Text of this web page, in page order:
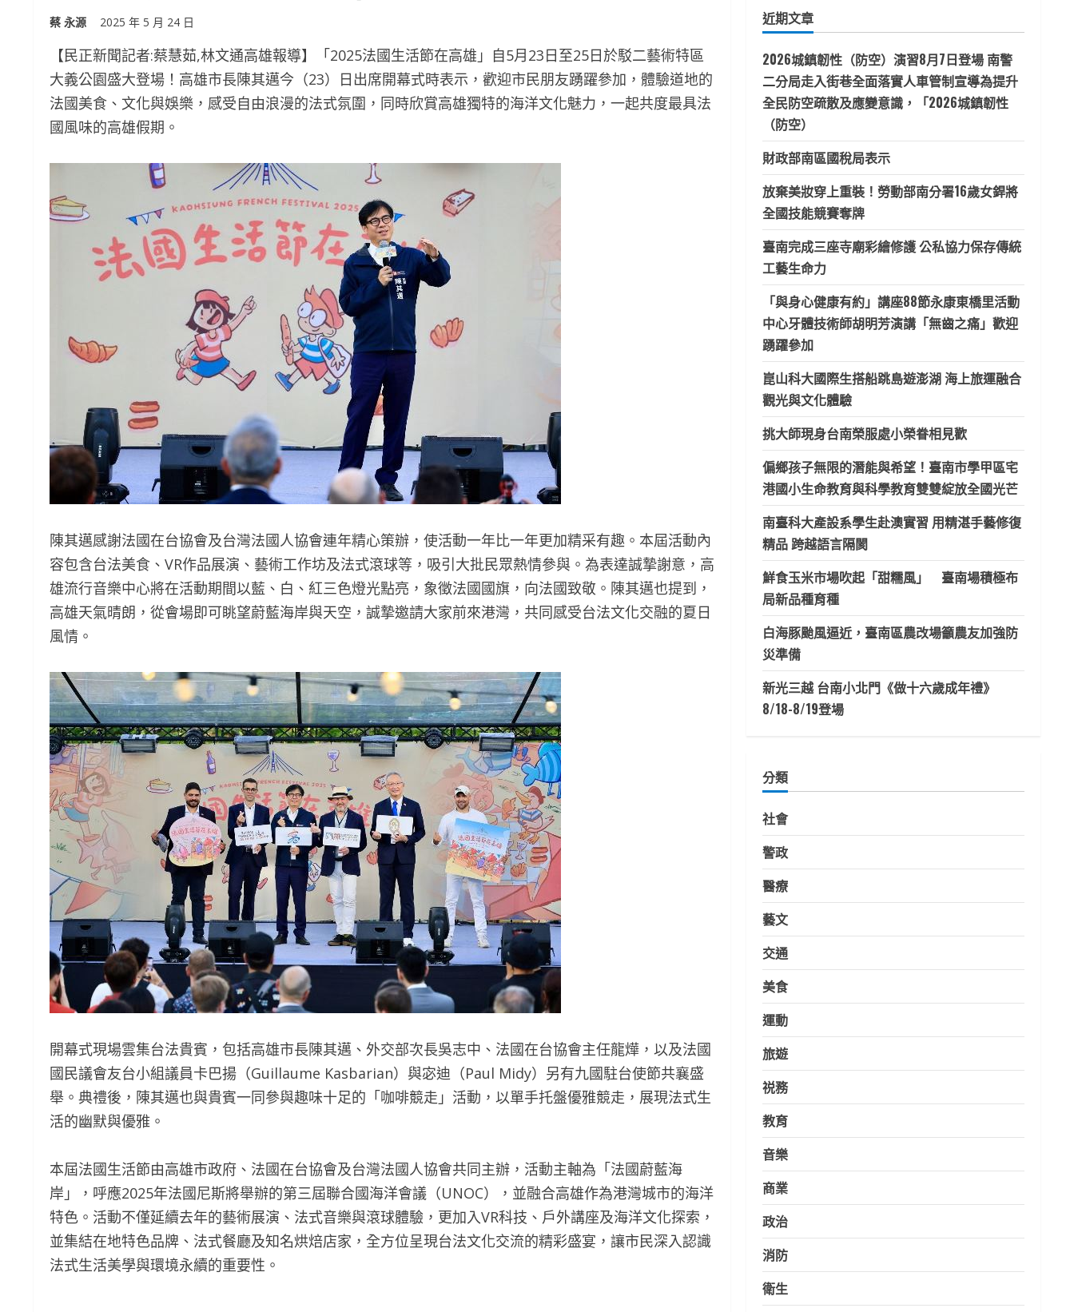
蔡 永源 2025 年 5 月 24 日
【民正新聞記者:蔡慧茹,林文通高雄報導】「2025法國生活節在高雄」自5月23日至25日於駁二藝術特區
大義公園盛大登場！高雄市長陳其邁今（23）日出席開幕式時表示，歡迎市民朋友踴躍參加，體驗道地的
法國美食、文化與娛樂，感受自由浪漫的法式氛圍，同時欣賞高雄獨特的海洋文化魅力，一起共度最具法
國風味的高雄假期。
陳其邁感謝法國在台協會及台灣法國人協會連年精心策辦，使活動一年比一年更加精采有趣。本屆活動內
容包含台法美食、VR作品展演、藝術工作坊及法式滾球等，吸引大批民眾熱情參與。為表達誠摯謝意，高
雄流行音樂中心將在活動期間以藍、白、紅三色燈光點亮，象徵法國國旗，向法國致敬。陳其邁也提到，
高雄天氣晴朗，從會場即可眺望蔚藍海岸與天空，誠摯邀請大家前來港灣，共同感受台法文化交融的夏日
風情。
開幕式現場雲集台法貴賓，包括高雄市長陳其邁、外交部次長吳志中、法國在台協會主任龍燁，以及法國
國民議會友台小組議員卡巴揚（Guillaume Kasbarian）與宓迪（Paul Midy）另有九國駐台使節共襄盛
舉。典禮後，陳其邁也與貴賓一同參與趣味十足的「咖啡競走」活動，以單手托盤優雅競走，展現法式生
活的幽默與優雅。
本屆法國生活節由高雄市政府、法國在台協會及台灣法國人協會共同主辦，活動主軸為「法國蔚藍海
岸」，呼應2025年法國尼斯將舉辦的第三屆聯合國海洋會議（UNOC），並融合高雄作為港灣城市的海洋
特色。活動不僅延續去年的藝術展演、法式音樂與滾球體驗，更加入VR科技、戶外講座及海洋文化探索，
並集結在地特色品牌、法式餐廳及知名烘焙店家，全方位呈現台法文化交流的精彩盛宴，讓市民深入認識
法式生活美學與環境永續的重要性。
字:
近期文章
2026城鎮韌性（防空）演習8月7日登場 南警
二分局走入街巷全面落實人車管制宣導為提升
全民防空疏散及應變意識，「2026城鎮韌性
（防空）
財政部南區國稅局表示
放棄美妝穿上重裝！勞動部南分署16歲女銲將
全國技能競賽奪牌
臺南完成三座寺廟彩繪修護 公私協力保存傳統
工藝生命力
「與身心健康有約」講座88節永康東橋里活動
中心牙體技術師胡明芳演講「無齒之痛」歡迎
踴躍參加
崑山科大國際生搭船跳島遊澎湖 海上旅運融合
觀光與文化體驗
挑大師現身台南榮服處小榮眷相見歡
偏鄉孩子無限的潛能與希望！臺南市學甲區宅
港國小生命教育與科學教育雙雙綻放全國光芒
南臺科大產設系學生赴澳實習 用精湛手藝修復
精品 跨越語言隔閡
鮮食玉米市場吹起「甜糯風」 臺南場積極布
局新品種育種
白海豚颱風逼近，臺南區農改場籲農友加強防
災準備
新光三越 台南小北門《做十六歲成年禮》
8/18-8/19登場
分類
社會
警政
醫療
藝文
交通
美食
運動
旅遊
祱務
教育
音樂
商業
政治
消防
衛生